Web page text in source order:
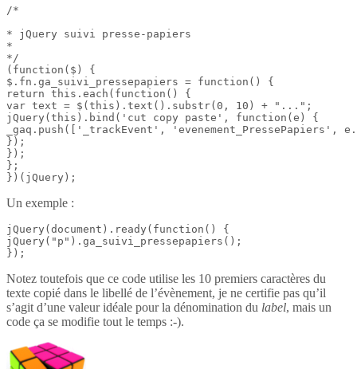
/*
* jQuery suivi presse-papiers
*
*/
(function($) {
$.fn.ga_suivi_pressepapiers = function() {
return this.each(function() {
var text = $(this).text().substr(0, 10) + "...";
jQuery(this).bind('cut copy paste', function(e) {
_gaq.push(['_trackEvent', 'evenement_PressePapiers',
});
});
};
})(jQuery);
Un exemple :
jQuery(document).ready(function() {
jQuery("p").ga_suivi_pressepapiers();
});
Notez toutefois que ce code utilise les 10 premiers caractères du
texte copié dans le libellé de l’évènement, je ne certifie pas qu’il
s’agit d’une valeur idéale pour la dénomination du label, mais un
code ça se modifie tout le temps :-).